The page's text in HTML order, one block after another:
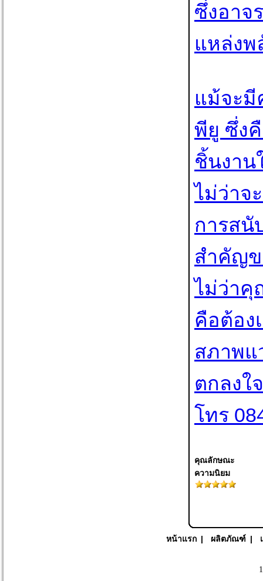
ซึ่งอาจ
แหล่งพ
แม้จะมี
พียู ซึ่ง
ชิ้นงา
ไม่ว่าจ
การสนั
สำคัญ
ไม่ว่าคุ
คือต้อง
สภาพ
ตกลงใ
โทร
คุณลักษณะ
ความนิยม
หน้าแรก | ผลิตภัณฑ์ |